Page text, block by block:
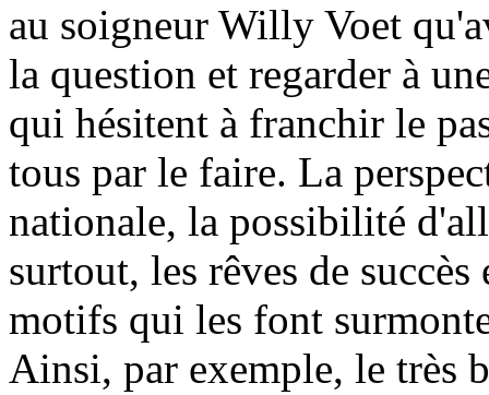
au soigneur Willy Voet
la question et regarder à
qui hésitent à franchir le
tous par le faire. La
nationale, la possibilité
surtout, les rêves de
motifs qui les font
Ainsi, par exemple, le très